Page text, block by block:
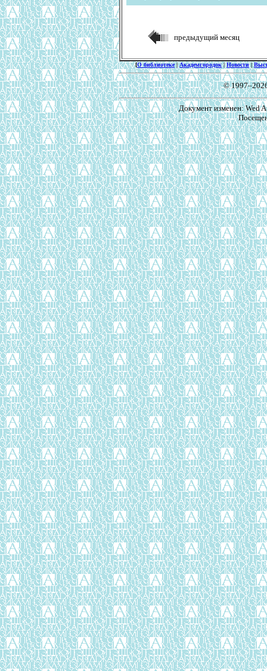
предыдущий месяц
[О библиотеке|Академгородок|Новости|
©
Документ изменен: Wed